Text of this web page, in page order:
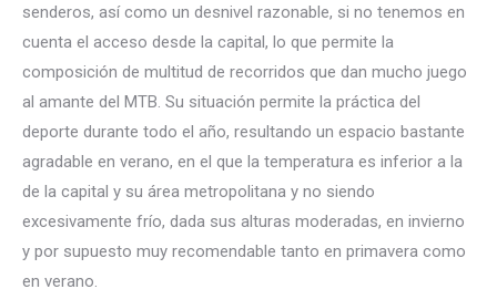
senderos, así como un desnivel razonable, si no tenemos en
cuenta el acceso desde la capital, lo que permite la
composición de multitud de recorridos que dan mucho juego
al amante del MTB. Su situación permite la práctica del
deporte durante todo el año, resultando un espacio bastante
agradable en verano, en el que la temperatura es inferior a la
de la capital y su área metropolitana y no siendo
excesivamente frío, dada sus alturas moderadas, en invierno
y por supuesto muy recomendable tanto en primavera como
en verano.